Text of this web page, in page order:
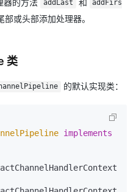
addLast
addFirs
或头部添加处理器。
类
的默认实现类：
implements